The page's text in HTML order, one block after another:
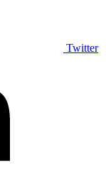
Twitter